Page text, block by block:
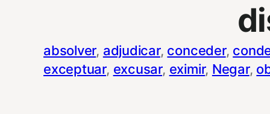
absolver, adjudicar, conceder,
exceptuar, excusar, eximir, Negar,